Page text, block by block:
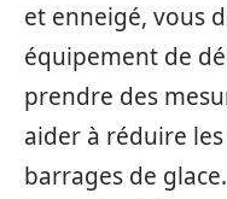
et enneigé, vous
équipement de
prendre des
aider à réduire
barrages de